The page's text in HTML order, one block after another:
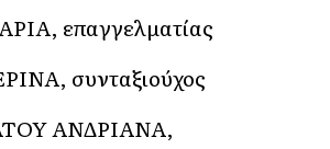
επαγγελματίας
συνταξιούχος
ΑΝΔΡΙΑΝΑ,